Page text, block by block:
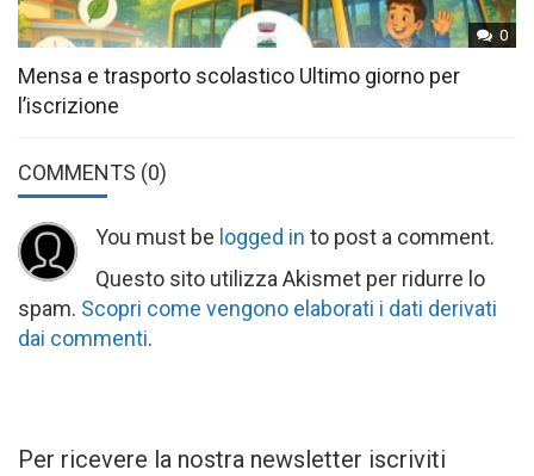
0
Mensa e trasporto scolastico Ultimo giorno per
l’iscrizione
COMMENTS (0)
You must be logged in to post a comment.
Questo sito utilizza Akismet per ridurre lo
spam. Scopri come vengono elaborati i dati derivati
dai commenti.
Per ricevere la nostra newsletter iscriviti